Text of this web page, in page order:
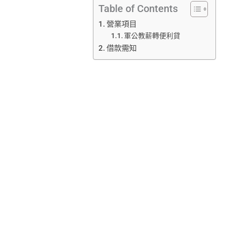
Table of Contents
營業項目
軍公教薪轉便利貸
借款需知